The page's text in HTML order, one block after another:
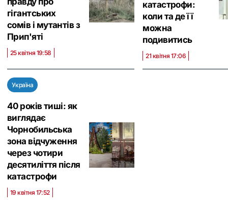
гігантських
сомів і мутантів з
Прип'яті
25 квітня 19:58
катастрофи:
коли та де її
можна
подивитись
21 квітня 17:06
Україна
40 років тиші: як
виглядає
Чорнобильська
зона відчуження
через чотири
десятиліття після
катастрофи
19 квітня 17:52